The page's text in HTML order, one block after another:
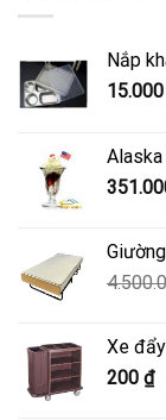
Nắp
15.000
Xe
200 ₫